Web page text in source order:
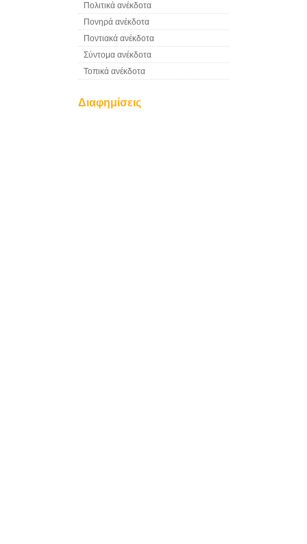
Πολιτικά ανέκδοτα
Πονηρά ανέκδοτα
Ποντιακά ανέκδοτα
Σύντομα ανέκδοτα
Τοπικά ανέκδοτα
Διαφημίσεις